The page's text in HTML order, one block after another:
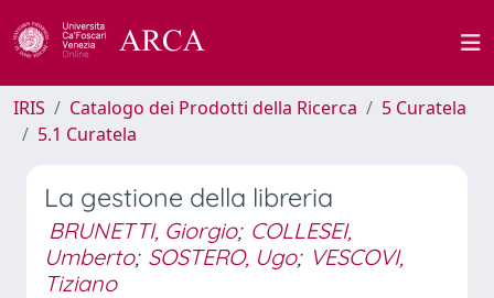
IRIS Catalogo dei Prodotti della Ricerca
5 Curatela
5.1 Curatela
La gestione della libreria
BRUNETTI, Giorgio; COLLESEI,
Umberto; SOSTERO, Ugo; VESCOVI,
Tiziano